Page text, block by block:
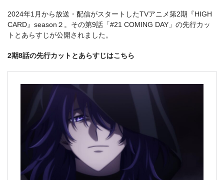
2024年1月から放送・配信がスタートしたTVアニメ第2期『HIGH
CARD』season２。その第9話「#21 COMING DAY」の先行カッ
トとあらすじが公開されました。
2期8話の先行カットとあらすじはこちら